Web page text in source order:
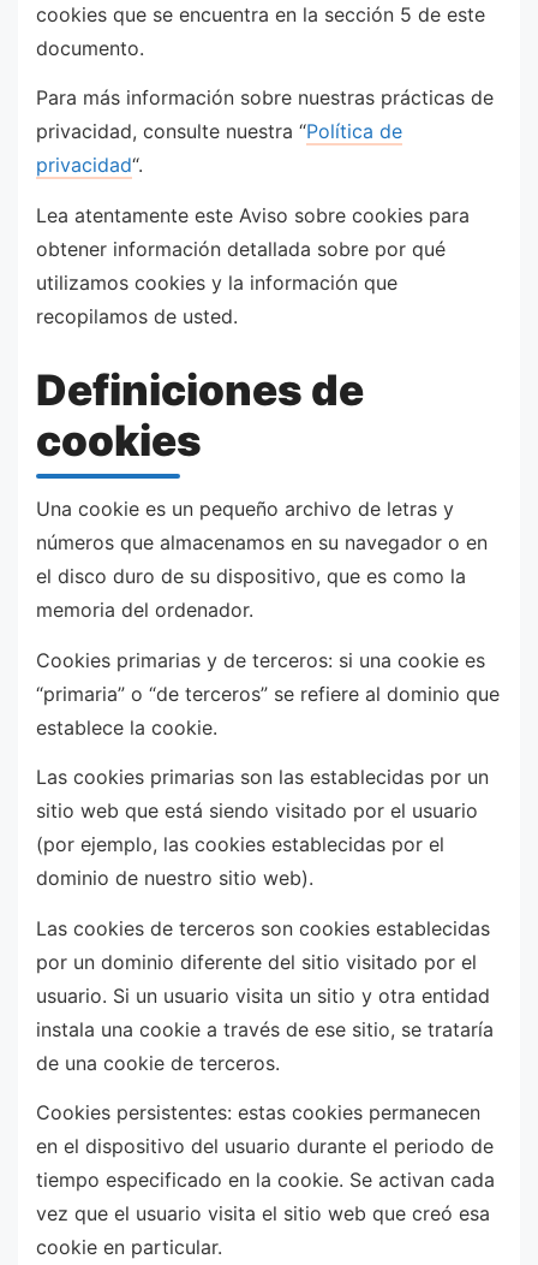
cookies que se encuentra en la sección 5 de este
documento.
Para más información sobre nuestras prácticas de
privacidad, consulte nuestra “Política de
privacidad“.
Lea atentamente este Aviso sobre cookies para
obtener información detallada sobre por qué
utilizamos cookies y la información que
recopilamos de usted.
Definiciones de
cookies
Una cookie es un pequeño archivo de letras y
números que almacenamos en su navegador o en
el disco duro de su dispositivo, que es como la
memoria del ordenador.
Cookies primarias y de terceros: si una cookie es
“primaria” o “de terceros” se refiere al dominio que
establece la cookie.
Las cookies primarias son las establecidas por un
sitio web que está siendo visitado por el usuario
(por ejemplo, las cookies establecidas por el
dominio de nuestro sitio web).
Las cookies de terceros son cookies establecidas
por un dominio diferente del sitio visitado por el
usuario. Si un usuario visita un sitio y otra entidad
instala una cookie a través de ese sitio, se trataría
de una cookie de terceros.
Cookies persistentes: estas cookies permanecen
en el dispositivo del usuario durante el periodo de
tiempo especificado en la cookie. Se activan cada
vez que el usuario visita el sitio web que creó esa
cookie en particular.